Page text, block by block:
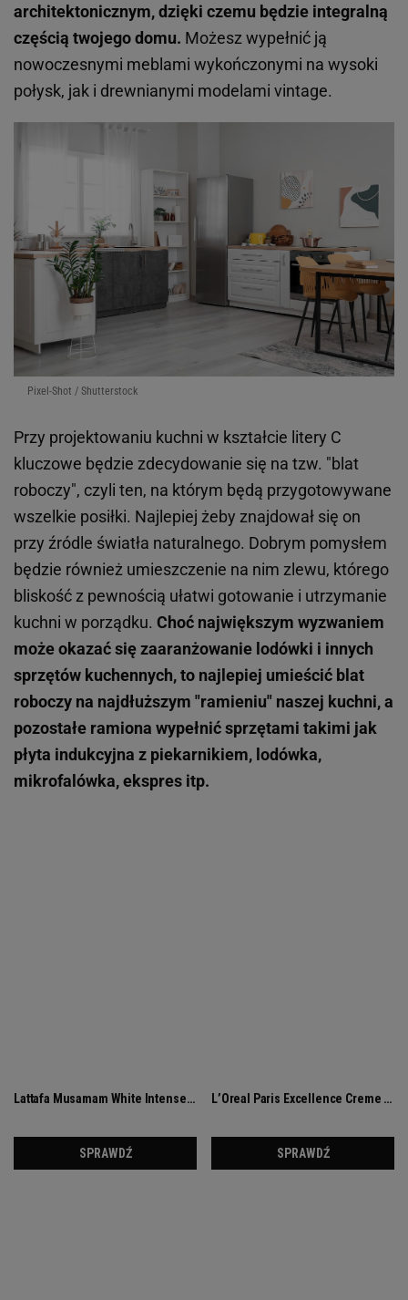
architektonicznym, dzięki czemu będzie integralną
częścią twojego domu. Możesz wypełnić ją
nowoczesnymi meblami wykończonymi na wysoki
połysk, jak i drewnianymi modelami vintage.
Pixel-Shot / Shutterstock
Przy projektowaniu kuchni w kształcie litery C
kluczowe będzie zdecydowanie się na tzw. "blat
roboczy", czyli ten, na którym będą przygotowywane
wszelkie posiłki. Najlepiej żeby znajdował się on
przy źródle światła naturalnego. Dobrym pomysłem
będzie również umieszczenie na nim zlewu, którego
bliskość z pewnością ułatwi gotowanie i utrzymanie
kuchni w porządku. Choć największym wyzwaniem
może okazać się zaaranżowanie lodówki i innych
sprzętów kuchennych, to najlepiej umieścić blat
roboczy na najdłuższym "ramieniu" naszej kuchni, a
pozostałe ramiona wypełnić sprzętami takimi jak
płyta indukcyjna z piekarnikiem, lodówka,
mikrofalówka, ekspres itp.